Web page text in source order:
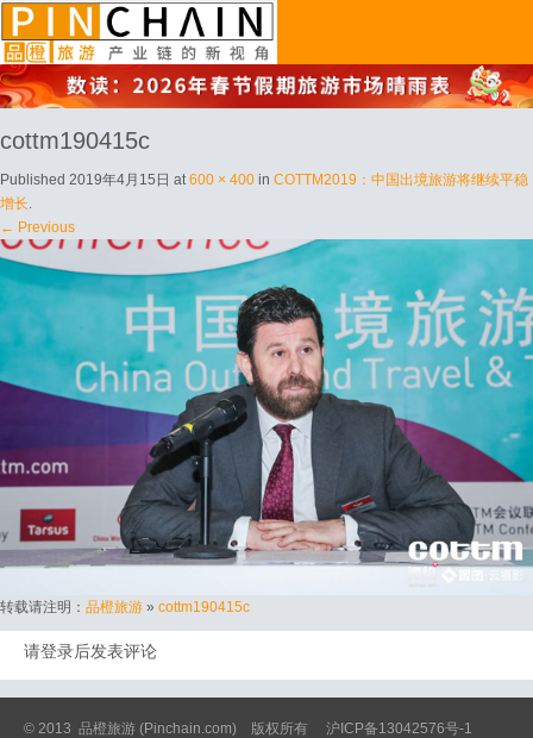
cottm190415c
Published 2019年4月15日 at600 × 400 in COTTM2019：中国出境旅游将继续平稳
增长.
← Previous
转载请注明： 品橙旅游 » cottm190415c
请登录后发表评论
© 2013 品橙旅游 (Pinchain.com) 版权所有 沪ICP备13042576号-1